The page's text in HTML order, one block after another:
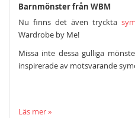
Barnmönster från WBM
Nu finns det även tryckta
Wardrobe by Me!
Missa inte dessa gulliga
inspirerade av motsvarande
Läs mer »